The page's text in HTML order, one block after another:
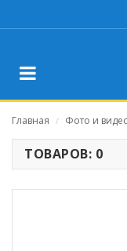
Главная / Фото и
ТОВАРОВ: 0